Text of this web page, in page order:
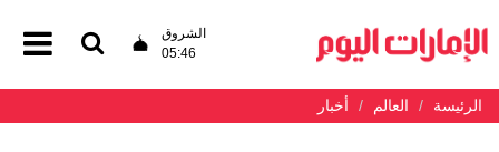
الشروق
05:46
الرئيسة العالم أخبار